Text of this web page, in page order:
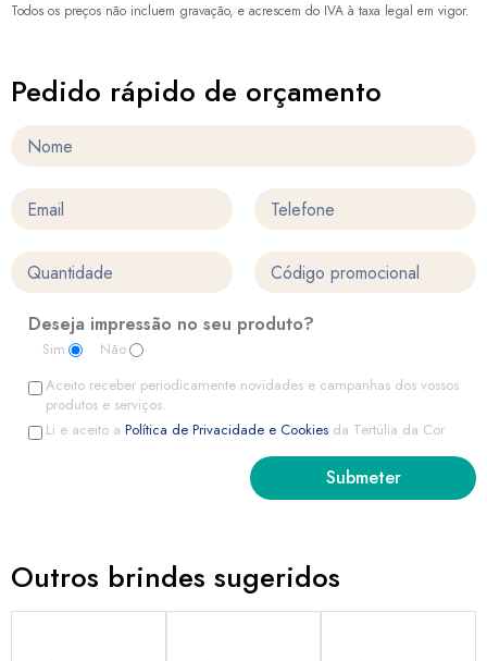
Todos os preços não incluem gravação, e acrescem do IVA à taxa legal em vigor.
Pedido rápido de orçamento
Deseja impressão no seu produto?
Sim
Não
Aceito receber periodicamente novidades e campanhas dos vossos
produtos e serviços.
Li e aceito a Política de Privacidade e Cookies da Tertúlia da Cor
Outros brindes sugeridos